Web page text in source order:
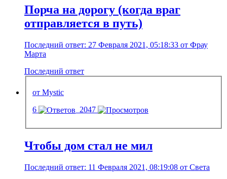
Порча на дорогу (когда враг
отправляется в путь)
Последний ответ: 27 Февраля 2021, 05:18:33 от Фрау
Марта
Последний ответ
от Mystic
6
2047
Чтобы дом стал не мил
Последний ответ: 11 Февраля 2021, 08:19:08 от Света